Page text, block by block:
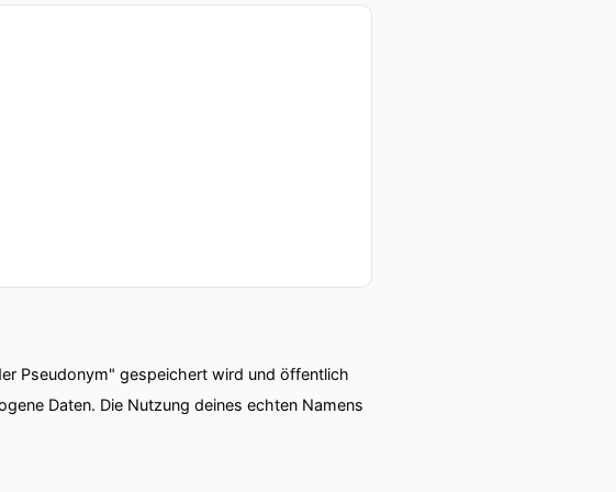
der Fall des oder
wir aus dem Jahr zentralen units
ergeben
Pseudonym" gespeichert wird und öffentlich
Daten. Die Nutzung deines echten Namens